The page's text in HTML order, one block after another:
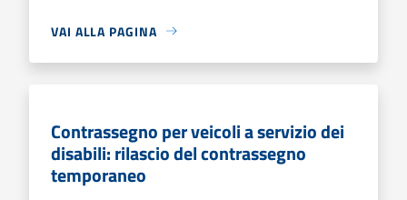
VAI ALLA PAGINA
Contrassegno per veicoli a servizio dei
disabili: rilascio del contrassegno
temporaneo